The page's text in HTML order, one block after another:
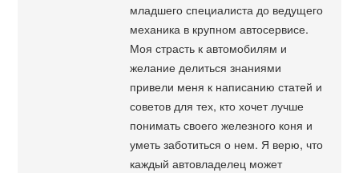
младшего специалиста до ведущего
механика в крупном автосервисе.
Моя страсть к автомобилям и
желание делиться знаниями
привели меня к написанию статей и
советов для тех, кто хочет лучше
понимать своего железного коня и
уметь заботиться о нем. Я верю, что
каждый автовладелец может